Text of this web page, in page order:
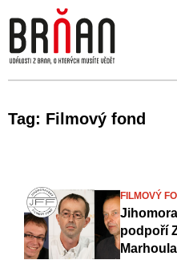
Tag: Filmový fond
FILMOVÝ
podpoří
Marhoula